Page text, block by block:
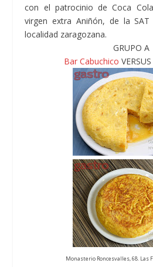
con el patrocinio de Coca
virgen extra Aniñón, de la
localidad zaragozana.
GRUPO A
Bar Cabuchico
Monasterio Roncesvalles, 68. Las